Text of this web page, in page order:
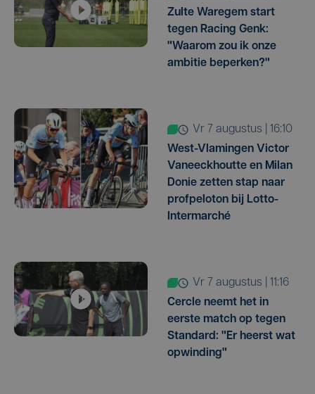
Zulte Waregem start
tegen Racing Genk:
"Waarom zou ik onze
ambitie beperken?"
vr 7 augustus | 16:10
West-Vlamingen Victor
Vaneeckhoutte en Milan
Donie zetten stap naar
profpeloton bij Lotto-
Intermarché
vr 7 augustus | 11:16
Cercle neemt het in
eerste match op tegen
Standard: "Er heerst wat
opwinding"